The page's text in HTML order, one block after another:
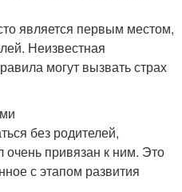
является первым местом,
Неизвестная
могут вызвать страх
без родителей,
привязан к ним. Это
с этапом развития